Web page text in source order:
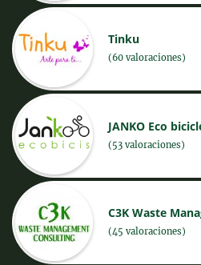
Tinku
(60 valoraciones)
JANKO Eco
(53 valoraciones)
C3K Waste
(45 valoraciones)